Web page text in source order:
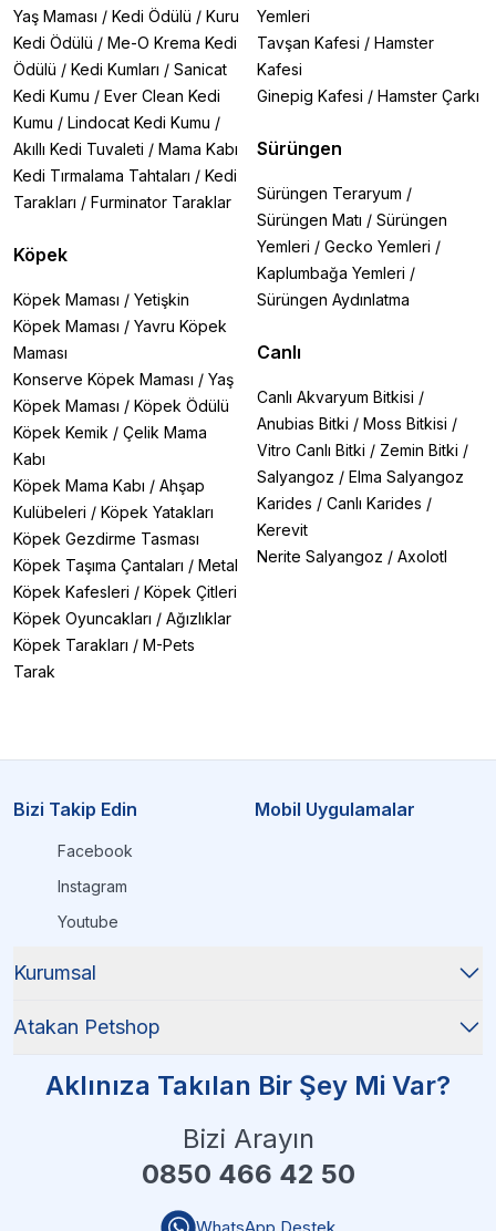
Yaş Maması / Kedi Ödülü / Kuru
Kedi Ödülü / Me-O Krema Kedi
Ödülü / Kedi Kumları / Sanicat
Kedi Kumu / Ever Clean Kedi
Kumu / Lindocat Kedi Kumu /
Akıllı Kedi Tuvaleti / Mama Kabı
Kedi Tırmalama Tahtaları / Kedi
Tarakları / Furminator Taraklar
Köpek
Köpek Maması / Yetişkin
Köpek Maması / Yavru Köpek
Maması
Konserve Köpek Maması / Yaş
Köpek Maması / Köpek Ödülü
Köpek Kemik / Çelik Mama
Kabı
Köpek Mama Kabı / Ahşap
Kulübeleri / Köpek Yatakları
Köpek Gezdirme Tasması
Köpek Taşıma Çantaları / Metal
Köpek Kafesleri / Köpek Çitleri
Köpek Oyuncakları / Ağızlıklar
Köpek Tarakları / M-Pets
Tarak
Yemleri
Tavşan Kafesi / Hamster
Kafesi
Ginepig Kafesi / Hamster Çarkı
Sürüngen
Sürüngen Teraryum /
Sürüngen Matı / Sürüngen
Yemleri / Gecko Yemleri /
Kaplumbağa Yemleri /
Sürüngen Aydınlatma
Canlı
Canlı Akvaryum Bitkisi /
Anubias Bitki / Moss Bitkisi /
Vitro Canlı Bitki / Zemin Bitki /
Salyangoz / Elma Salyangoz
Karides / Canlı Karides /
Kerevit
Nerite Salyangoz / Axolotl
Bizi Takip Edin
Facebook
Instagram
Youtube
Mobil Uygulamalar
Kurumsal
Atakan Petshop
Aklınıza Takılan Bir Şey Mi Var?
Bizi Arayın
0850 466 42 50